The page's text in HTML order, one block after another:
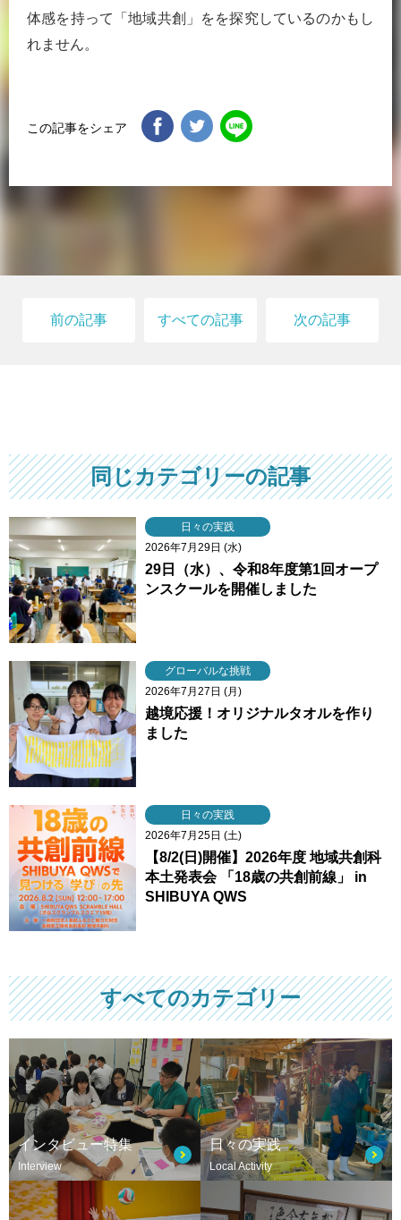
体感を持って「地域共創」をを探究しているのかもし
れません。
この記事をシェア
前の記事 すべての記事 次の記事
同じカテゴリーの記事
日々の実践
2026年7月29日 (水)
29日（水）、令和8年度第1回オープ
ンスクールを開催しました
グローバルな挑戦
2026年7月27日 (月)
越境応援！オリジナルタオルを作り
ました
日々の実践
2026年7月25日 (土)
【8/2(日)開催】2026年度 地域共創科
本土発表会 「18歳の共創前線」 in
SHIBUYA QWS
すべてのカテゴリー
インタビュー特集
Interview
日々の実践
Local Activity